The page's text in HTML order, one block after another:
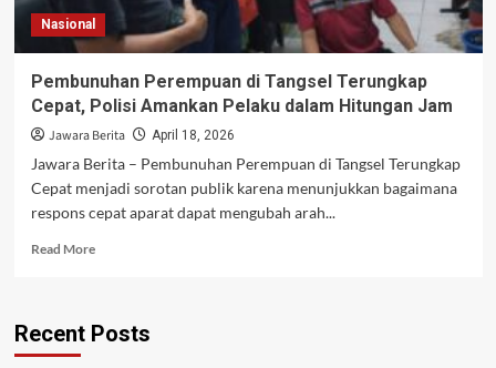
Nasional
Pembunuhan Perempuan di Tangsel Terungkap
Cepat, Polisi Amankan Pelaku dalam Hitungan Jam
Jawara Berita April 18, 2026
Jawara Berita – Pembunuhan Perempuan di Tangsel Terungkap
Cepat menjadi sorotan publik karena menunjukkan bagaimana
respons cepat aparat dapat mengubah arah...
Read MoreRead
Perempuan
Recent Posts